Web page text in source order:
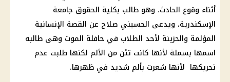
أثناء وقوع الحادث، وهو طالب بكلية الحقوق جامعة
الإسكندرية، ويدعى الحسيني صلاح عن القصة الإنسانية
المؤلمة والحزينة لأحد الطلاب في حافلة الموت وهى طالبه
اسمها بسملة لأنها كانت تئن من الألم لكنها طلبت عدم
تحريكها لأنها شعرت بألم شديد في ظهرها.